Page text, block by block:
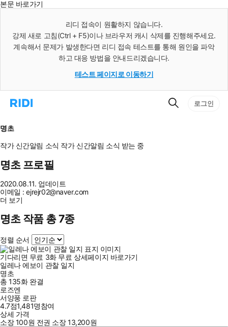
본문 바로가기
리디 접속이 원활하지 않습니다.
강제 새로 고침(Ctrl + F5)이나 브라우저 캐시 삭제를 진행해주세요.
계속해서 문제가 발생한다면 리디 접속 테스트를 통해 원인을 파악
하고 대응 방법을 안내드리겠습니다.
테스트 페이지로 이동하기
리
으
이
동
검
로그인
명초
작가 신간알림 소식 작가 신간알림 소식 받는 중
명초 프로필
2020.08.11. 업데이트
이메일 : ejrejr02@naver.com
더 보기
명초 작품 총 7종
정렬 순서
기다리면 무료 3화 무료 상세페이지 바로가기
일레나 에보이 관찰 일지
명초
총 135화 완결
로즈엔
서양풍 로판
4.7점1,481명참여
상세 가격
소장100원 전권 소장13,200원